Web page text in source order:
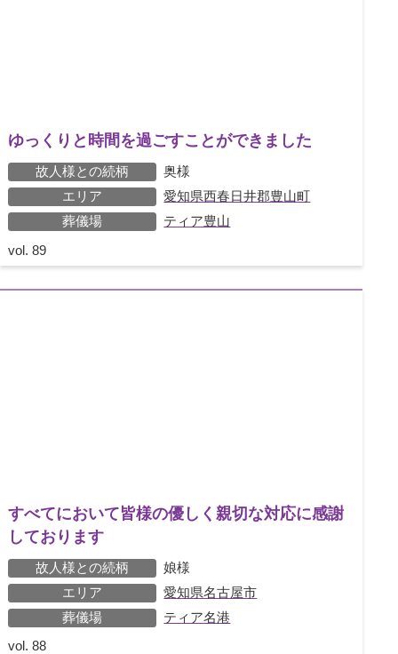
vol. 89
ゆっくりと時間を過ごすことができました
故人様との続柄
奥様
エリア
愛知県西春日井郡豊山町
葬儀場
ティア豊山
vol. 88
すべてにおいて皆様の優しく親切な対応に感謝
しております
故人様との続柄
娘様
エリア
愛知県名古屋市
葬儀場
ティア名港